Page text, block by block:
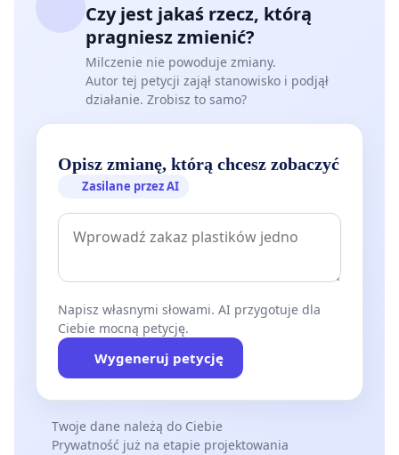
Czy jest jakaś rzecz, którą
pragniesz zmienić?
Milczenie nie powoduje zmiany.
Autor tej petycji zajął stanowisko i podjął
działanie. Zrobisz to samo?
Opisz zmianę, którą chcesz zobaczyć
Zasilane przez AI
Napisz własnymi słowami. AI przygotuje dla
Ciebie mocną petycję.
Wygeneruj petycję
Twoje dane należą do Ciebie
Prywatność już na etapie projektowania